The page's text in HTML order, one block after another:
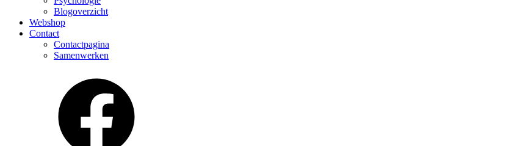
Blogoverzicht
Webshop
Contact
Contactpagina
Samenwerken